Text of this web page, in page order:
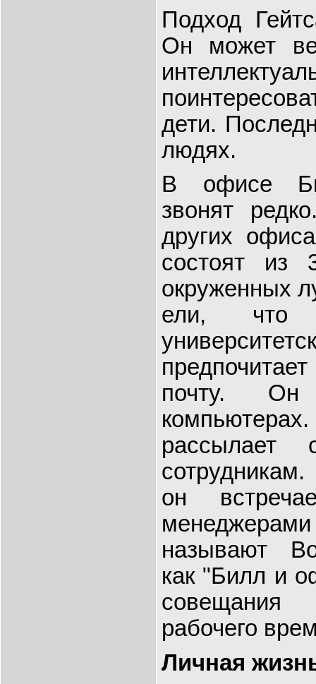
Подход
Он может
дети.
людях.
В офисе
звонят
других
состоят из
окруженных
ели, что
почту.
рассылает
он
называют
как "Билл и
совещания
рабочего
Личная